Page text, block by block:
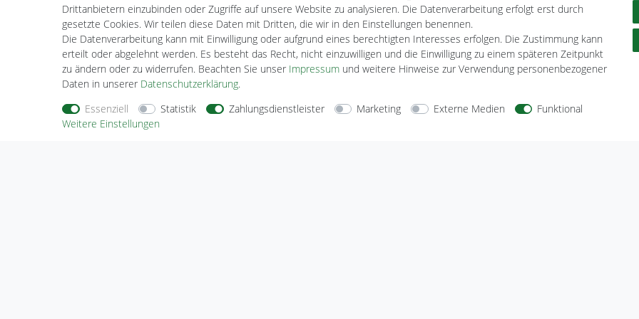
Nehmen SieKontaktmit uns auf
Drittanbietern einzubinden oder Zugriffe auf unsere Website zu analysieren. Die Datenverarbeitung erfolgt erst durch
gesetzte Cookies. Wir teilen diese Daten mit Dritten, die wir in den Einstellungen benennen.
Die Datenverarbeitung kann mit Einwilligung oder aufgrund eines berechtigten Interesses erfolgen. Die Zustimmung kann
erteilt oder abgelehnt werden. Es besteht das Recht, nicht einzuwilligen und die Einwilligung zu einem späteren Zeitpunkt
zu ändern oder zu widerrufen. Beachten Sie unser Impressum und weitere Hinweise zur Verwendung personenbezogener
Daten in unserer Daten­schutz­erklärung.
Essenziell
Statistik Zahlungsdienstleister Marketing Externe Medien
Funktional
Weitere Einstellungen